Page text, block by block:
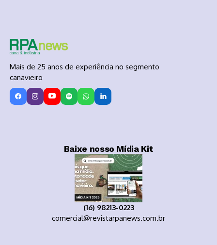
Mais de 25 anos de experiência no segmento
canavieiro
Baixe nosso Mídia Kit
(16) 98213-0223
comercial@revistarpanews.com.br